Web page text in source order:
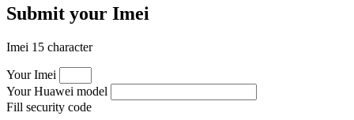
Submit your Imei
Imei 15 character
Your Imei
Your Huawei model
Fill security code